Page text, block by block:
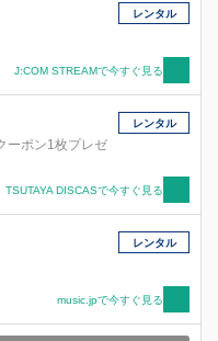
レンタル
J:COM STREAMで今すぐ見る
ーポン1枚プレゼ
レンタル
TSUTAYA DISCASで今すぐ見る
レンタル
music.jpで今すぐ見る